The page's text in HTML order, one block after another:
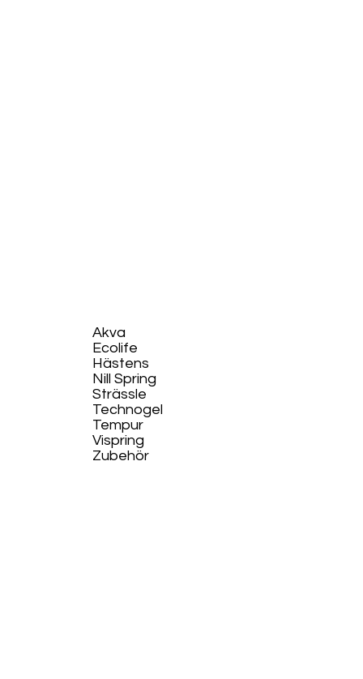
Akva
Ecolife​
Hästens
Nill Spring
Strässle
Technogel
Tempur
Vispring
Zubehör